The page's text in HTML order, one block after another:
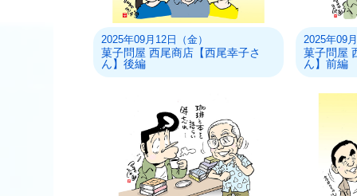
2025年09月12日（金）
菓子問屋 西尾商店【西尾幸子さ
ん】後編
2025年09
菓子問屋
ん】前編